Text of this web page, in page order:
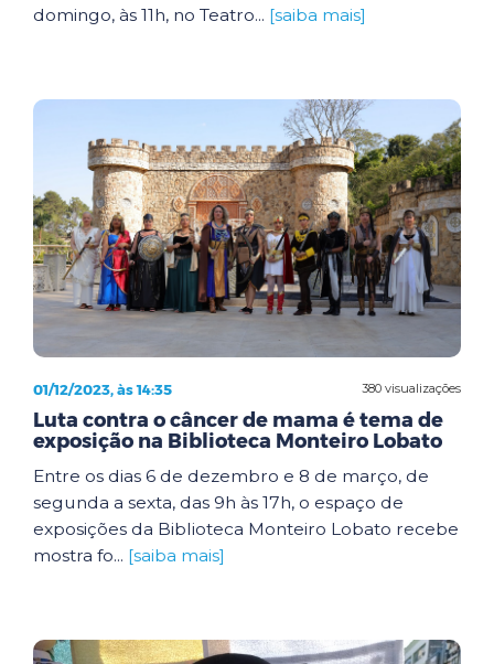
domingo, às 11h, no Teatro... [saiba mais]
380 visualizações
01/12/2023, às 14:35
Luta contra o câncer de mama é tema de
exposição na Biblioteca Monteiro Lobato
Entre os dias 6 de dezembro e 8 de março, de
segunda a sexta, das 9h às 17h, o espaço de
exposições da Biblioteca Monteiro Lobato recebe
mostra fo... [saiba mais]